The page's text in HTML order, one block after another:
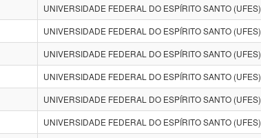
UNIVERSIDADE FEDERAL DO ESPÍRITO SANTO (UFES)
UNIVERSIDADE FEDERAL DO ESPÍRITO SANTO (UFES)
UNIVERSIDADE FEDERAL DO ESPÍRITO SANTO (UFES)
UNIVERSIDADE FEDERAL DO ESPÍRITO SANTO (UFES)
UNIVERSIDADE FEDERAL DO ESPÍRITO SANTO (UFES)
UNIVERSIDADE FEDERAL DO ESPÍRITO SANTO (UFES)